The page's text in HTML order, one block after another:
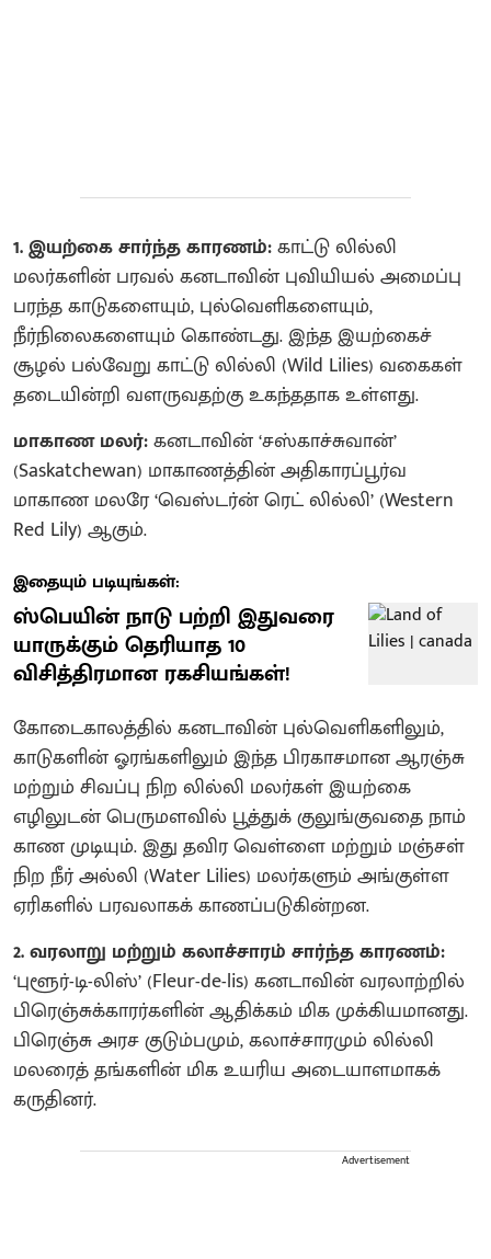
1. இயற்கை சார்ந்த காரணம்:காட்டு லில்லி
மலர்களின் பரவல் கனடாவின் புவியியல் அமைப்பு
பரந்த காடுகளையும், புல்வெளிகளையும்,
நீர்நிலைகளையும் கொண்டது. இந்த இயற்கைச்
சூழல் பல்வேறு காட்டு லில்லி (Wild Lilies) வகைகள்
தடையின்றி வளருவதற்கு உகந்ததாக உள்ளது.
மாகாண மலர்:கனடாவின் ‘சஸ்காச்சுவான்’
(Saskatchewan) மாகாணத்தின் அதிகாரப்பூர்வ
மாகாண மலரே ‘வெஸ்டர்ன் ரெட் லில்லி’ (Western
Red Lily) ஆகும்.
இதையும் படியுங்கள்:
ஸ்பெயின் நாடு பற்றி இதுவரை
யாருக்கும் தெரியாத 10
விசித்திரமான ரகசியங்கள்!
கோடைகாலத்தில் கனடாவின் புல்வெளிகளிலும்,
காடுகளின் ஓரங்களிலும் இந்த பிரகாசமான ஆரஞ்சு
மற்றும் சிவப்பு நிற லில்லி மலர்கள் இயற்கை
எழிலுடன் பெருமளவில் பூத்துக் குலுங்குவதை நாம்
காண முடியும். இது தவிர வெள்ளை மற்றும் மஞ்சள்
நிற நீர் அல்லி (Water Lilies) மலர்களும் அங்குள்ள
ஏரிகளில் பரவலாகக் காணப்படுகின்றன.
2. வரலாறு மற்றும் கலாச்சாரம் சார்ந்த காரணம்:
‘புளூர்-டி-லிஸ்’ (Fleur-de-lis) கனடாவின் வரலாற்றில்
பிரெஞ்சுக்காரர்களின் ஆதிக்கம் மிக முக்கியமானது.
பிரெஞ்சு அரச குடும்பமும், கலாச்சாரமும் லில்லி
மலரைத் தங்களின் மிக உயரிய அடையாளமாகக்
கருதினர்.
Advertisement